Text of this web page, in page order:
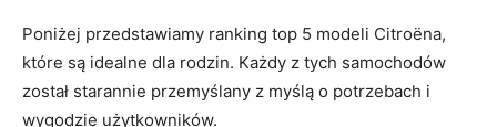
Poniżej przedstawiamy ranking top 5⁢ modeli Citroëna,
które są idealne dla rodzin. Każdy z tych samochodów
został starannie przemyślany z myślą o potrzebach i⁤
wygodzie⁢ użytkowników.